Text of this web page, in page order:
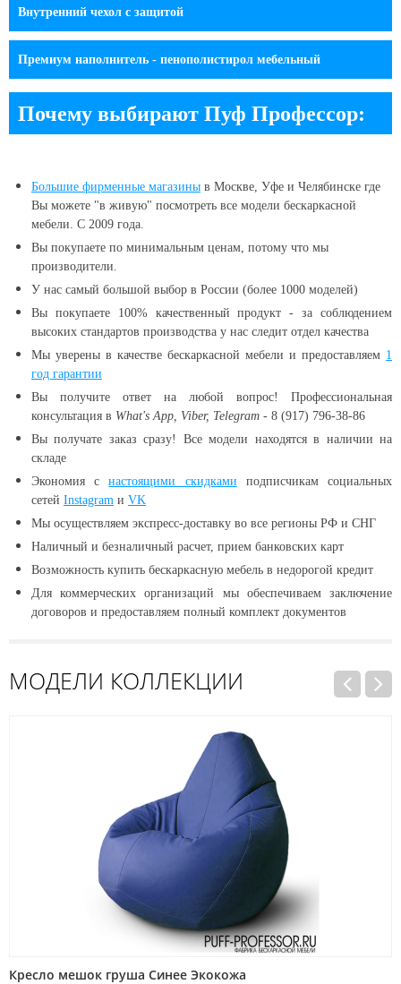
Внутренний чехол c защитой
Премиум наполнитель - пенополистирол мебельный
Почему выбирают Пуф Профессор:
Большие фирменные магазины в Москве, Уфе и Челябинске где
Вы можете "в живую" посмотреть все модели бескаркасной
мебели. С 2009 года.
Вы покупаете по минимальным ценам, потому что мы
производители.
У нас самый большой выбор в России (более 1000 моделей)
Вы покупаете 100% качественный продукт - за соблюдением
высоких стандартов производства у нас следит отдел качества
Мы уверены в качестве бескаркасной мебели и предоставляем 1
год гарантии
Вы получите ответ на любой вопрос! Профессиональная
консультация в What's App, Viber, Telegram - 8 (917) 796-38-86
Вы получате заказ сразу! Все модели находятся в наличии на
складе
Экономия снастоящими скидками подписчикам социальных
сетей Instagram и VK
Мы осуществляем экспресс-доставку во все регионы РФ и СНГ
Наличный и безналичный расчет, прием банковских карт
Возможность купить бескаркасную мебель в недорогой кредит
Для коммерческих организаций мы обеспечиваем заключение
договоров и предоставляем полный комплект документов
МОДЕЛИ КОЛЛЕКЦИИ
Кресло мешок груша Олива Экокожа